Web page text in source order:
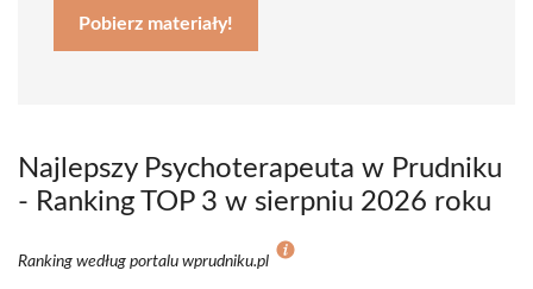
Pobierz materiały!
Najlepszy Psychoterapeuta w Prudniku
- Ranking TOP 3 w sierpniu 2026 roku
Ranking według portalu wprudniku.pl